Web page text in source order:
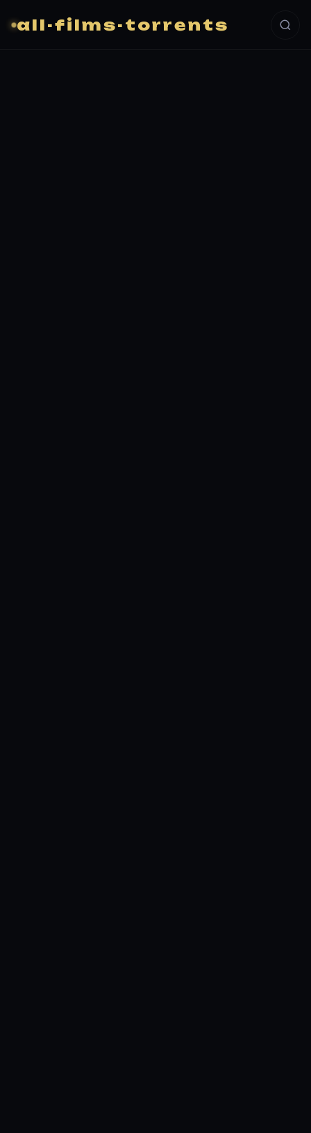
all-films-torrents